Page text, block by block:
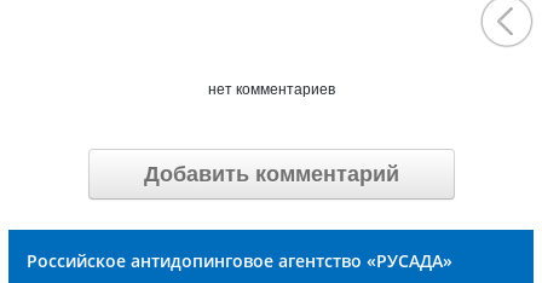
нет комментариев
Добавить комментарий
Российское антидопинговое агентство «РУСАДА»